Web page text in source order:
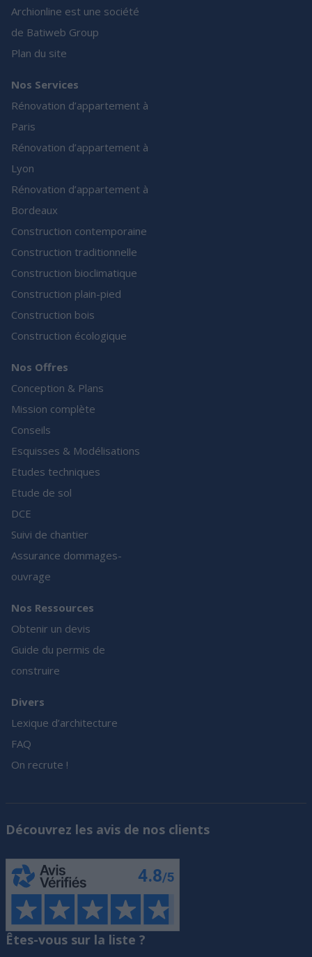
Archionline est une société
de Batiweb Group
Plan du site
Nos Services
Rénovation d’appartement à
Paris
Rénovation d’appartement à
Lyon
Rénovation d’appartement à
Bordeaux
Construction contemporaine
Construction traditionnelle
Construction bioclimatique
Construction plain-pied
Construction bois
Construction écologique
Nos Offres
Conception & Plans
Mission complète
Conseils
Esquisses & Modélisations
Etudes techniques
Etude de sol
DCE
Suivi de chantier
Assurance dommages-
ouvrage
Nos Ressources
Obtenir un devis
Guide du permis de
construire
Divers
Lexique d’architecture
FAQ
On recrute !
Découvrez les avis de nos clients
Êtes-vous sur la liste ?